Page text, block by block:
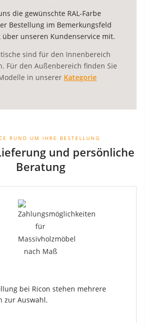
die gewünschte RAL-Farbe
Bestellung im Bemerkungsfeld
unseren Kundenservice mit.
sind für den Innenbereich
Für den Außenbereich finden Sie
in unserer Kategorie
RUND UM IHRE BESTELLUNG
und persönliche
Beratung
bei Ricon stehen mehrere
zur Auswahl.